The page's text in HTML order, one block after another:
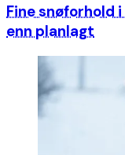
Fine snøforhold
enn planlagt